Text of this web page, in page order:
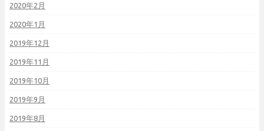
2020年2月
2020年1月
2019年12月
2019年11月
2019年10月
2019年9月
2019年8月